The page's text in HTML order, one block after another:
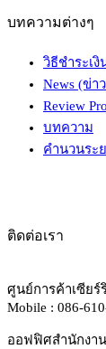
บทความต่างๆ
วิธีชำระเงิ
News (ข่า
Review
บทความ
คำนวนระ
ติดต่อเรา
ศูนย์การค้าเซียร์
Mobile : 086-
ออฟฟิศสำนักงา